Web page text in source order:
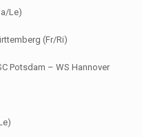
Le)
(Fr/Ri)
Potsdam – WS Hannover